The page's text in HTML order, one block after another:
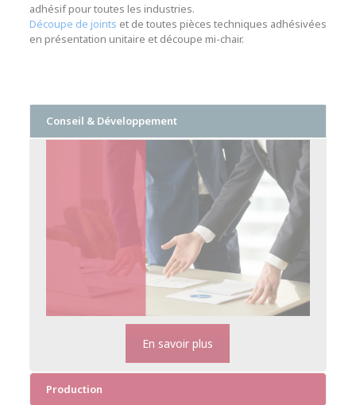
adhésif pour toutes les industries.
Découpe de joints et de toutes pièces techniques adhésivées
en présentation unitaire et découpe mi-chair.
Conseil & Développement
En savoir plus
Production